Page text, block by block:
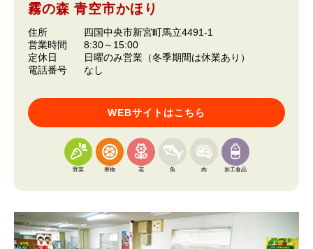
霧の森 青空市かほり
住所
四国中央市新宮町馬立4491-1
営業時間
8:30～15:00
定休日
日曜のみ営業（冬季期間は休業あり）
電話番号
なし
WEBサイトはこちら
野菜 果物 花 魚 肉 加工食品